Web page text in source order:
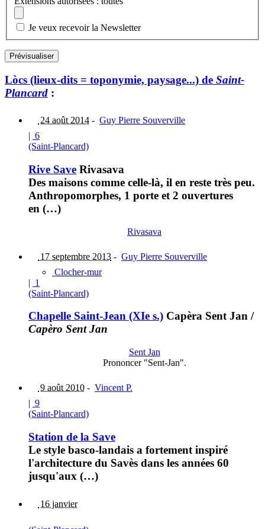
Je veux recevoir la Newsletter
Lòcs (lieux-dits = toponymie, paysage...) de Saint-
Plancard :
24 août 2014 - Guy Pierre Souverville
| 6
(Saint-Plancard)
Rive Save Rivasava
Des maisons comme celle-là, il en reste très peu.
Anthropomorphes, 1 porte et 2 ouvertures
en (…)
Rivasava
17 septembre 2013 - Guy Pierre Souverville
Clocher-mur
| 1
(Saint-Plancard)
Chapelle Saint-Jean (XIe s.) Capèra Sent Jan /
Capèro Sent Jan
Sent Jan
Prononcer "Sent-Jan".
9 août 2010 - Vincent P.
| 9
(Saint-Plancard)
Station de la Save
Le style basco-landais a fortement inspiré
l'architecture du Savès dans les années 60
jusqu'aux (…)
16 janvier